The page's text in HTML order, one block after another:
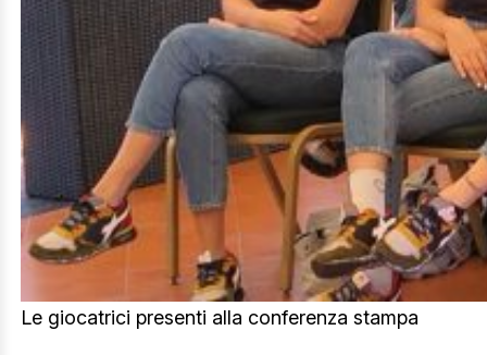
Le giocatrici presenti alla conferenza stampa